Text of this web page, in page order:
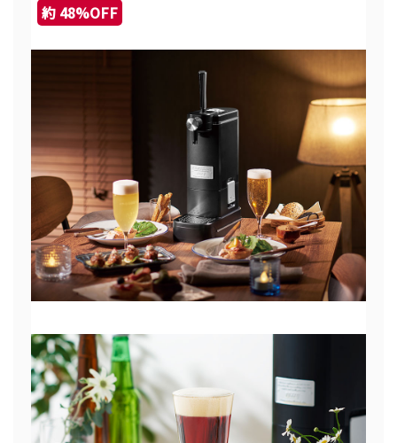
約 48%OFF